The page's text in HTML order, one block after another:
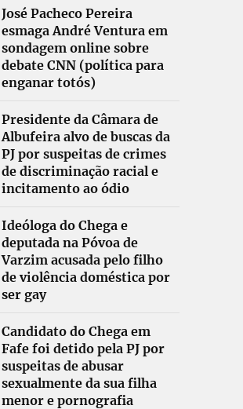
José Pacheco Pereira
esmaga André Ventura em
sondagem online sobre
debate CNN (política para
enganar totós)
Presidente da Câmara de
Albufeira alvo de buscas da
PJ por suspeitas de crimes
de discriminação racial e
incitamento ao ódio
Ideóloga do Chega e
deputada na Póvoa de
Varzim acusada pelo filho
de violência doméstica por
ser gay
Candidato do Chega em
Fafe foi detido pela PJ por
suspeitas de abusar
sexualmente da sua filha
menor e pornografia